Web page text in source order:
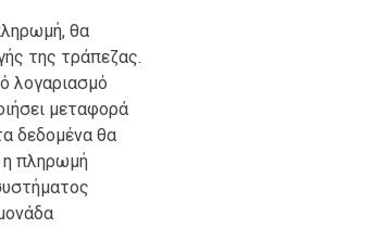
θα
της τράπεζας.
λογαριασμό
μεταφορά
δεδομένα θα
η πληρωμή